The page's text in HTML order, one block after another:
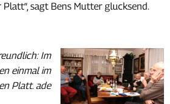
Platt“, sagt Bens Mutter glucksend.
Im
einmal im
Platt. ade